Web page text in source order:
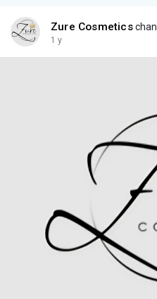
Zure Cosmetics
1 y